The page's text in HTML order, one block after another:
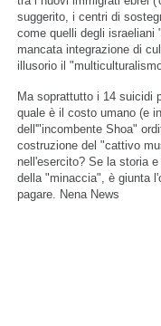
suggerito, i centri di
come quelli degli israeliani
mancata integrazione di
illusorio il
Ma soprattutto i 14 suicidi
quale è il costo umano (e
dell'"incombente Shoa"
costruzione del "cattivo
nell'esercito? Se la storia
della "minaccia", è giunta
pagare. Nena News